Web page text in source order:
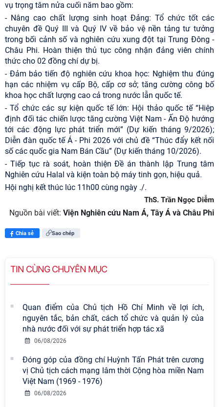
vụ trọng tâm nửa cuối năm bao gồm:
- Nâng cao chất lượng sinh hoạt Đảng: Tổ chức tốt các
chuyên đề Quý III và Quý IV về bảo vệ nền tảng tư tưởng
trong bối cảnh số và nghiên cứu xung đột tại Trung Đông -
Châu Phi. Hoàn thiện thủ tục công nhận đảng viên chính
thức cho 02 đồng chí dự bị.
- Đảm bảo tiến độ nghiên cứu khoa học: Nghiệm thu đúng
hạn các nhiệm vụ cấp Bộ, cấp cơ sở; tăng cường công bố
khoa học chất lượng cao cả trong nước lẫn quốc tế.
- Tổ chức các sự kiện quốc tế lớn: Hội thảo quốc tế “Hiệp
định đối tác chiến lược tăng cường Việt Nam - Ấn Độ hướng
tới các động lực phát triển mới” (Dự kiến tháng 9/2026);
Diễn đàn quốc tế Á - Phi 2026 với chủ đề “Thúc đẩy kết nối
số các quốc gia Nam Bán Cầu” (Dự kiến tháng 10/2026).
- Tiếp tục rà soát, hoàn thiện Đề án thành lập Trung tâm
Nghiên cứu Halal và kiện toàn bộ máy tinh gọn, hiệu quả.
Hội nghị kết thúc lúc 11h00 cùng ngày ./.
ThS. Trần Ngọc Diễm
Nguồn bài viết: Viện Nghiên cứu Nam Á, Tây Á và Châu Phi
Chia sẻ Sao chép
TIN CÙNG CHUYÊN MỤC
Quan điểm của Chủ tịch Hồ Chí Minh về lợi ích,
nguyên tắc, bản chất, cách tổ chức và quản lý của
nhà nước đối với sự phát triển hợp tác xã
06/08/2026
Đóng góp của đồng chí Huỳnh Tấn Phát trên cương
vị Chủ tịch cách mạng lâm thời Cộng hòa miền Nam
Việt Nam (1969 - 1976)
06/08/2026